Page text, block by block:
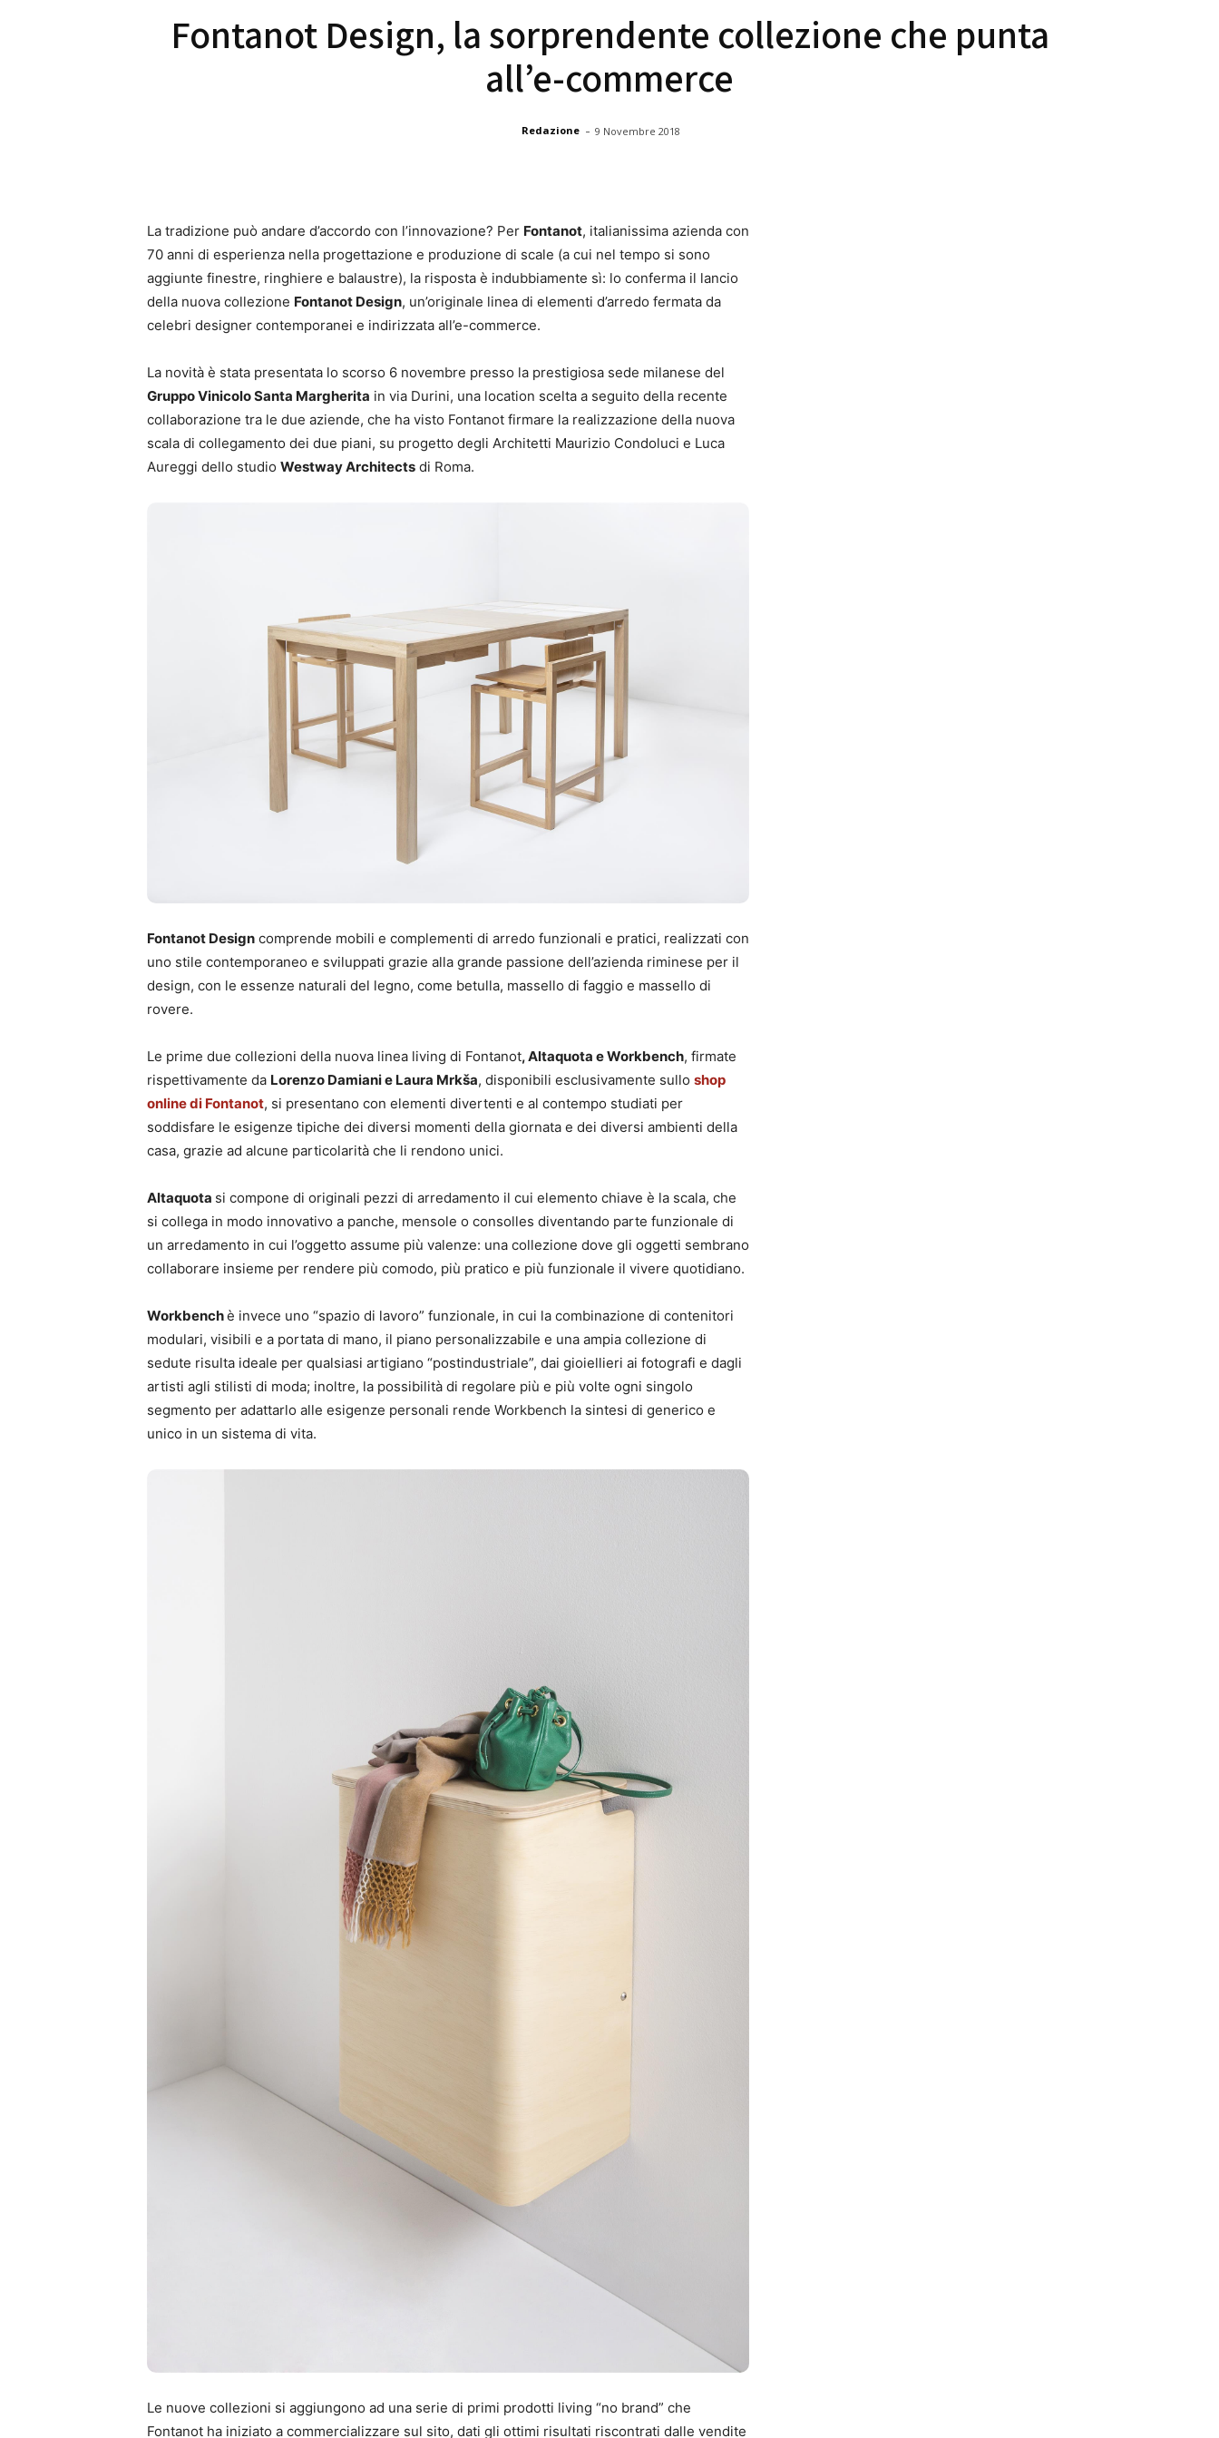
Fontanot Design, la sorprendente collezione che punta
all’e-commerce
Redazione - 9 Novembre 2018
La tradizione può andare d’accordo con l’innovazione? Per Fontanot, italianissima azienda con
70 anni di esperienza nella progettazione e produzione di scale (a cui nel tempo si sono
aggiunte finestre, ringhiere e balaustre), la risposta è indubbiamente sì: lo conferma il lancio
della nuova collezione Fontanot Design, un’originale linea di elementi d’arredo fermata da
celebri designer contemporanei e indirizzata all’e-commerce.
La novità è stata presentata lo scorso 6 novembre presso la prestigiosa sede milanese del
Gruppo Vinicolo Santa Margherita in via Durini, una location scelta a seguito della recente
collaborazione tra le due aziende, che ha visto Fontanot firmare la realizzazione della nuova
scala di collegamento dei due piani, su progetto degli Architetti Maurizio Condoluci e Luca
Aureggi dello studio Westway Architects di Roma.
Fontanot Design comprende mobili e complementi di arredo funzionali e pratici, realizzati con
uno stile contemporaneo e sviluppati grazie alla grande passione dell’azienda riminese per il
design, con le essenze naturali del legno, come betulla, massello di faggio e massello di
rovere.
Le prime due collezioni della nuova linea living di Fontanot, Altaquota e Workbench, firmate
rispettivamente da Lorenzo Damiani e Laura Mrkša, disponibili esclusivamente sullo shop
online di Fontanot, si presentano con elementi divertenti e al contempo studiati per
soddisfare le esigenze tipiche dei diversi momenti della giornata e dei diversi ambienti della
casa, grazie ad alcune particolarità che li rendono unici.
Altaquota si compone di originali pezzi di arredamento il cui elemento chiave è la scala, che
si collega in modo innovativo a panche, mensole o consolles diventando parte funzionale di
un arredamento in cui l’oggetto assume più valenze: una collezione dove gli oggetti sembrano
collaborare insieme per rendere più comodo, più pratico e più funzionale il vivere quotidiano.
Workbenchè invece uno “spazio di lavoro” funzionale, in cui la combinazione di contenitori
modulari, visibili e a portata di mano, il piano personalizzabile e una ampia collezione di
sedute risulta ideale per qualsiasi artigiano “postindustriale”, dai gioiellieri ai fotografi e dagli
artisti agli stilisti di moda; inoltre, la possibilità di regolare più e più volte ogni singolo
segmento per adattarlo alle esigenze personali rende Workbench la sintesi di generico e
unico in un sistema di vita.
Le nuove collezioni si aggiungono ad una serie di primi prodotti living “no brand” che
Fontanot ha iniziato a commercializzare sul sito, dati gli ottimi risultati riscontrati dalle vendite